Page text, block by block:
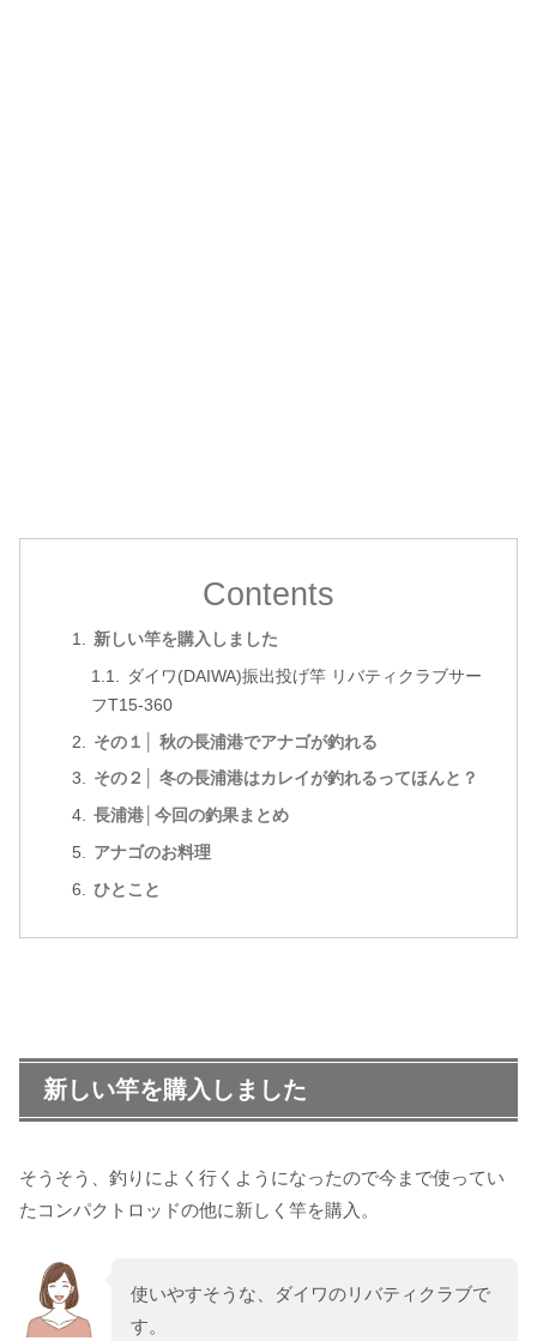
Contents
新しい竿を購入しました
ダイワ(DAIWA)振出投げ竿 リバティクラブサー
フT15-360
その１│ 秋の長浦港でアナゴが釣れる
その２│ 冬の長浦港はカレイが釣れるってほんと？
長浦港│今回の釣果まとめ
アナゴのお料理
ひとこと
新しい竿を購入しました
そうそう、釣りによく行くようになったので今まで使ってい
たコンパクトロッドの他に新しく竿を購入。
使いやすそうな、ダイワのリバティクラブで
す。